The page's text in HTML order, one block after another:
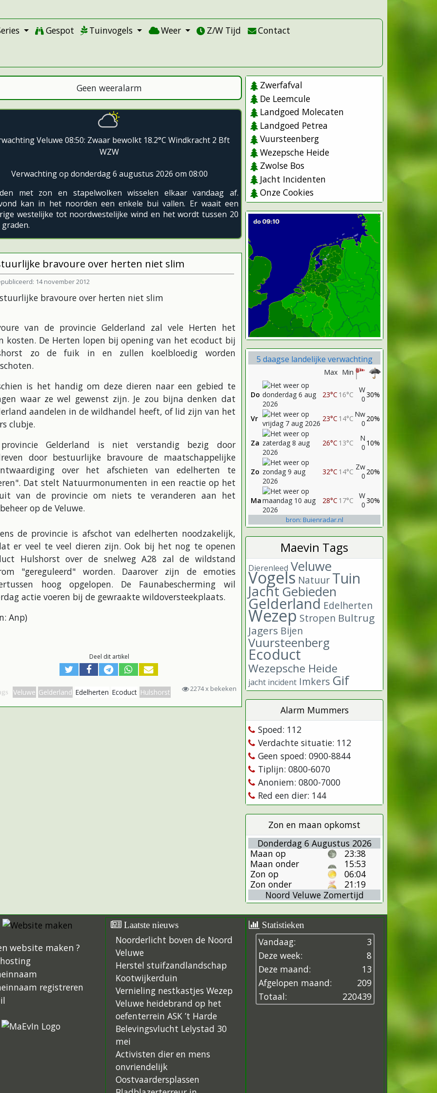
Gespot Tuinvogels Weer Z/W Tijd Contact
Geen weeralarm
Veluwe 08:50: Zwaar bewolkt 18.2°C Windkracht 2 Bft
WZW
Verwachting op donderdag 6 augustus 2026 om 08:00
met zon en stapelwolken wisselen elkaar vandaag af.
kan in het noorden een enkele bui vallen. Er waait een
westelijke tot noordwestelijke wind en het wordt tussen 20
graden.
bravoure over herten niet slim
14 november 2012
van de provincie Gelderland zal vele Herten het
kosten. De Herten lopen bij opening van het ecoduct bij
zo de fuik in en zullen koelbloedig worden
is het handig om deze dieren naar een gebied te
waar ze wel gewenst zijn. Je zou bijna denken dat
aandelen in de wildhandel heeft, of lid zijn van het
clubje.
Gelderland is niet verstandig bezig door
door bestuurlijke bravoure de maatschappelijke
over het afschieten van edelherten te
Dat stelt Natuurmonumenten in een reactie op het
van de provincie om niets te veranderen aan het
op de Veluwe.
de provincie is afschot van edelherten noodzakelijk,
er veel te veel dieren zijn. Ook bij het nog te openen
Hulshorst over de snelweg A28 zal de wildstand
"gereguleerd" worden. Daarover zijn de emoties
hoog opgelopen. De Faunabescherming wil
actie voeren bij de gewraakte wildoversteekplaats.
Anp)
Deel dit artikel
2274 x bekeken
Veluwe Gelderland Edelherten Ecoduct Hulshorst
Zwerfafval
De Leemcule
Landgoed Molecaten
Landgoed Petrea
Vuursteenberg
Wezepsche Heide
Zwolse Bos
Jacht Incidenten
Onze Cookies
5 daagse landelijke verwachting
Max Min
Do 23°C 16°C
W
030%
Vr 23°C 14°C Nw
0
20%
Za 26°C 13°C
N
0 10%
Zo 32°C 14°C
Zw
0 20%
Ma 28°C 17°C
W
030%
bron: Buienradar.nl
Maevin Tags
Dierenleed Veluwe
Vogels Natuur Tuin
Jacht Gebieden
Gelderland Edelherten
Wezep Stropen Bultrug
Jagers Bijen
Vuursteenberg
Ecoduct
Wezepsche Heide
jacht incident Imkers Gif
Alarm Mummers
Spoed: 112
Verdachte situatie: 112
Geen spoed: 0900-8844
Tiplijn: 0800-6070
Anoniem: 0800-7000
Red een dier: 144
Zon en maan opkomst
Donderdag 6 Augustus 2026
Maan op
23:38
Maan onder
15:53
Zon op
06:04
Zon onder
21:19
Noord Veluwe Zomertijd
website maken ?
registreren
Laatste nieuws
Noorderlicht boven de Noord
Veluwe
Herstel stuifzandlandschap
Kootwijkerduin
Vernieling nestkastjes Wezep
Veluwe heidebrand op het
oefenterrein ASK ’t Harde
Belevingsvlucht Lelystad 30
mei
Activisten dier en mens
onvriendelijk
Oostvaardersplassen
Statistieken
Vandaag:
3
Deze week:
8
Deze maand:
13
Afgelopen maand:
209
Totaal:
220439